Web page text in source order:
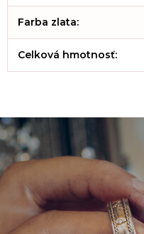
Farba zlata:
Celková hmotnosť: